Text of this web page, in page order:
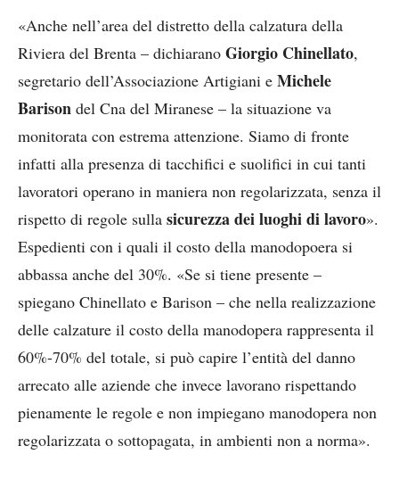
«Anche nell’area del distretto della calzatura della
Riviera del Brenta – dichiarano Giorgio Chinellato,
segretario dell’Associazione Artigiani e Michele
Barison del Cna del Miranese – la situazione va
monitorata con estrema attenzione. Siamo di fronte
infatti alla presenza di tacchifici e suolifici in cui tanti
lavoratori operano in maniera non regolarizzata, senza il
rispetto di regole sulla sicurezza dei luoghi di lavoro».
Espedienti con i quali il costo della manodopoera si
abbassa anche del 30%. «Se si tiene presente –
spiegano Chinellato e Barison – che nella realizzazione
delle calzature il costo della manodopera rappresenta il
60%-70% del totale, si può capire l’entità del danno
arrecato alle aziende che invece lavorano rispettando
pienamente le regole e non impiegano manodopera non
regolarizzata o sottopagata, in ambienti non a norma».